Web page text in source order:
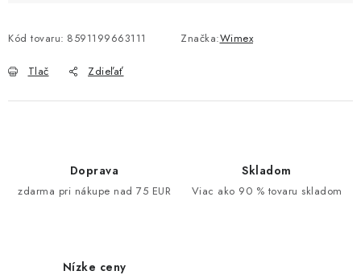
Kód tovaru: 8591199663111 Značka:Wimex
Tlač Zdieľať
Doprava
zdarma pri nákupe nad 75 EUR
Skladom
Viac ako 90 % tovaru skladom
Nízke ceny